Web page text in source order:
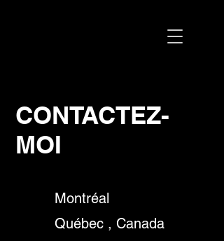
CONTACTEZ-
MOI
Montréal
Québec , Canada